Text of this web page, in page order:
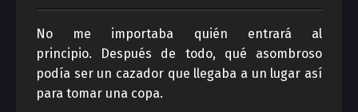
No me importaba quién entrará al
principio. Después de todo, qué asombroso
podía ser un cazador que llegaba a un lugar así
para tomar una copa.